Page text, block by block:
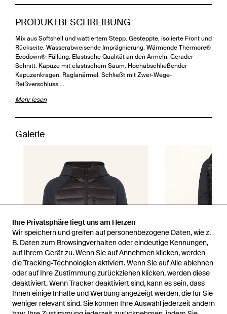
Ihre Privatsphäre liegt uns am Herzen
Wir speichern und greifen auf personenbezogene Daten, wie z.
B. Daten zum Browsingverhalten oder eindeutige Kennungen,
auf Ihrem Gerät zu. Wenn Sie auf Annehmen klicken, werden
die Tracking-Technologien aktiviert. Wenn Sie auf Alle ablehnen
oder auf Ihre Zustimmung zurückziehen klicken, werden diese
deaktiviert. Wenn Tracker deaktiviert sind, kann es sein, dass
Ihnen einige Inhalte und Werbung angezeigt werden, die für Sie
weniger relevant sind. Sie können Ihre Auswahl jederzeit ändern
PRODUKTBESCHREIBUNG
Mix aus Softshell und wattiertem Stepp. Gesteppte, isolierte Front und
Rückseite. Wasserabweisende Imprägnierung. Wärmende Thermore®
Ecodown®-Füllung. Elastische Qualität an den Ärmeln. Gerader
Schnitt. Kapuze mit elastischem Saum. Hochabschließender
Kapuzenkragen. Raglanärmel. Schließt mit Zwei-Wege-
Reißverschluss.…
Mehr lesen
Galerie